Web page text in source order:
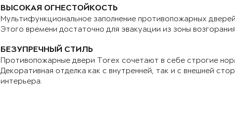
ВЫСОКАЯ ОГНЕСТОЙКОСТЬ
Мультифункциональное заполнение противопожарных
Этого времени достаточно для эвакуации из зоны
БЕЗУПРЕЧНЫЙ СТИЛЬ
Противопожарные двери Torex сочетают в себе строгие
Декоративная отделка как с внутренней, так и с внешней
интерьера.